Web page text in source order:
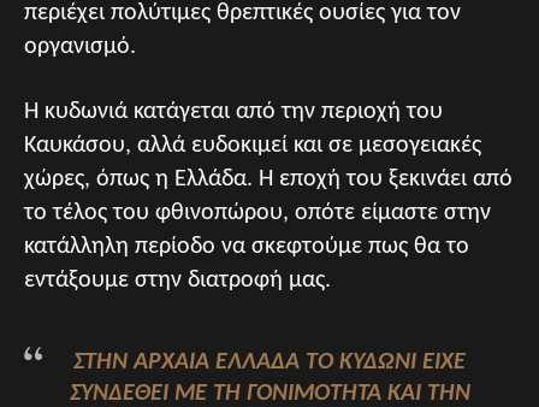
περιέχει πολύτιμες θρεπτικές ουσίες για τον
οργανισμό.
Η κυδωνιά κατάγεται από την περιοχή του
Καυκάσου, αλλά ευδοκιμεί και σε μεσογειακές
χώρες, όπως η Ελλάδα. Η εποχή του ξεκινάει από
το τέλος του φθινοπώρου, οπότε είμαστε στην
κατάλληλη περίοδο να σκεφτούμε πως θα το
εντάξουμε στην διατροφή μας.
ΣΤΗΝ ΑΡΧΑΊΑ ΕΛΛΆΔΑ ΤΟ ΚΥΔΏΝΙ ΕΊΧΕ
ΣΥΝΔΕΘΕΊ ΜΕ ΤΗ ΓΟΝΙΜΌΤΗΤΑ ΚΑΙ ΤΗΝ